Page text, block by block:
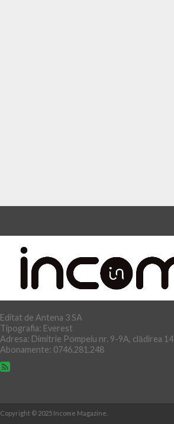
Editat de Antena 3 SA
Tipografia: Everest
Adresa: Dimitrie Pompeiu nr. 9-9A, clădirea 14
Abonamente: 0746.281.248
Copyright © 2025 Income Magazine.